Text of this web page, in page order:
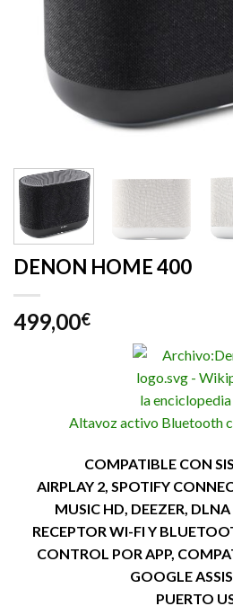
DENON HOME 400
499,00€
Altavoz activo Bluetooth
COMPATIBLE CON
AIRPLAY 2, SPOTIFY
MUSIC HD, DEEZER,
RECEPTOR WI-FI Y
CONTROL POR APP,
GOOGLE
PUERTO